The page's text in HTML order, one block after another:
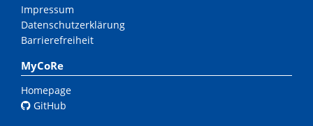
Impressum
Datenschutzerklärung
Barrierefreiheit
MyCoRe
Homepage
GitHub